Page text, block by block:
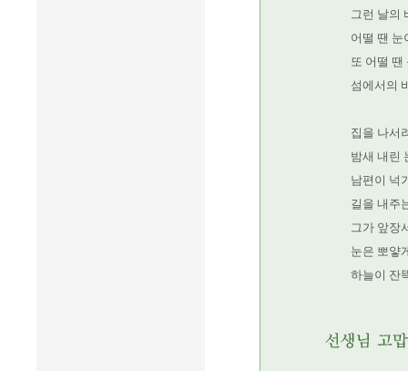
그런 날의
어떨 땐 눈
또 어떨 땐
섬에서의
집을 나서
밤새 내린
남편이 넉
길을 내주
그가 앞장
눈은 뽀얗
하늘이 잔